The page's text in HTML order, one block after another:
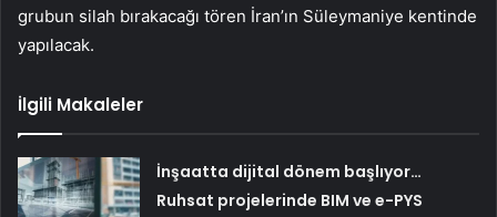
grubun silah bırakacağı tören İran’ın Süleymaniye kentinde
yapılacak.
İlgili Makaleler
İnşaatta dijital dönem başlıyor…
Ruhsat projelerinde BIM ve e-PYS